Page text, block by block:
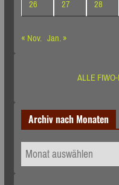
26
27 28
« Nov. Jan. »
ALLE
Archiv nach Monaten
Archiv
nach